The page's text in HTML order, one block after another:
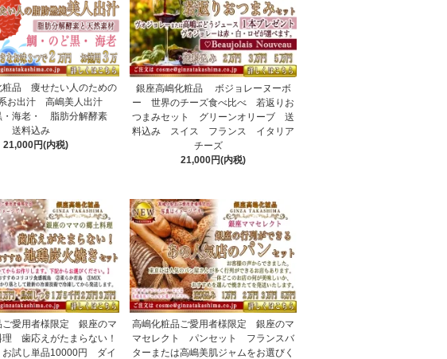
粧品 痩せたい人のための
お出汁 高嶋美人出汁
・海老・ 脂肪分解酵素
送料込み
21,000円(内税)
銀座高嶋化粧品 ボジョレーヌーボ
ー 世界のチーズ食べ比べ 若返りお
つまみセット グリーンオリーブ 送
料込み スイス フランス イタリア
チーズ
21,000円(内税)
ご愛用者様限定 銀座のマ
理 歯応えがたまらない！
試し単品10000円 ダイ
高嶋化粧品ご愛用者様限定 銀座のマ
マセレクト パンセット フランスバ
ターまたは高嶋美肌ジャムをお選びく